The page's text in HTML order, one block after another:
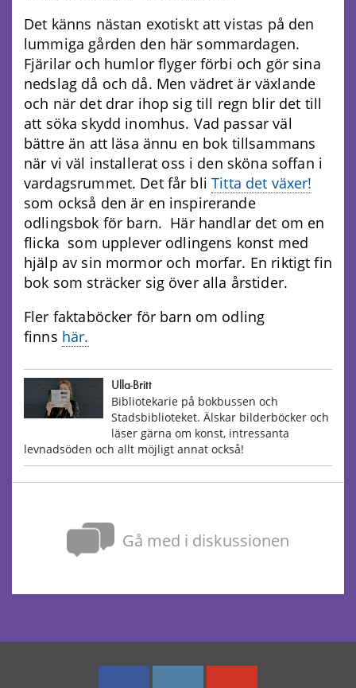
Det känns nästan exotiskt att vistas på den
lummiga gården den här sommardagen.
Fjärilar och humlor flyger förbi och gör sina
nedslag då och då. Men vädret är växlande
och när det drar ihop sig till regn blir det till
att söka skydd inomhus. Vad passar väl
bättre än att läsa ännu en bok tillsammans
när vi väl installerat oss i den sköna soffan i
vardagsrummet. Det får bliTitta det växer!
som också den är en inspirerande
odlingsbok för barn. Här handlar det om en
flicka som upplever odlingens konst med
hjälp av sin mormor och morfar. En riktigt fin
bok som sträcker sig över alla årstider.
Fler faktaböcker för barn om odling
finns här.
Ulla-Britt
Bibliotekarie på bokbussen och
Stadsbiblioteket. Älskar bilderböcker och
läser gärna om konst, intressanta
levnadsöden och allt möjligt annat också!
Gå med i diskussionen